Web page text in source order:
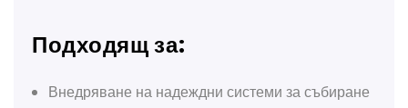
Подходящ за:
Внедряване на надеждни системи за събиране